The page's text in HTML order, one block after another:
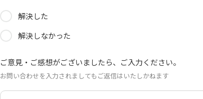
解決した
解決しなかった
ご意見・ご感想がございましたら、ご入力ください。
お問い合わせを入力されましてもご返信はいたしかねます